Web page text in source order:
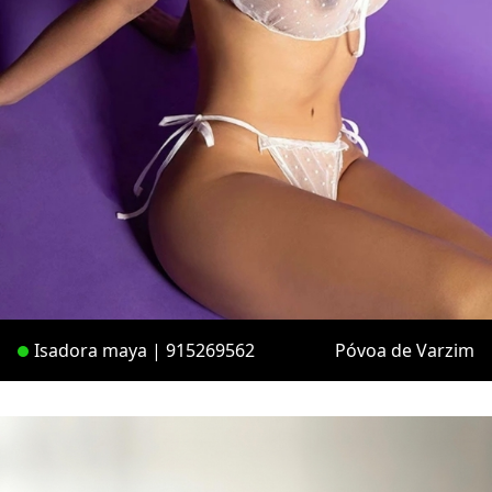
Isadora maya | 915269562 Póvoa de Varzim